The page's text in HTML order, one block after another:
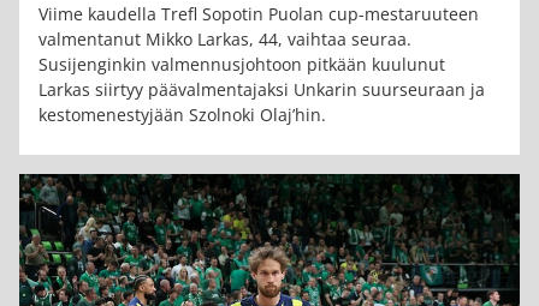
Viime kaudella Trefl Sopotin Puolan cup-mestaruuteen
valmentanut Mikko Larkas, 44, vaihtaa seuraa.
Susijenginkin valmennusjohtoon pitkään kuulunut
Larkas siirtyy päävalmentajaksi Unkarin suurseuraan ja
kestomenestyjään Szolnoki Olaj’hin.